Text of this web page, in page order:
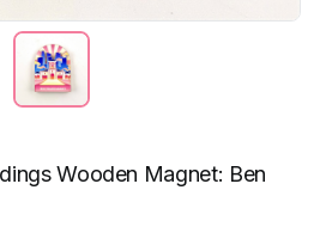
Wooden Magnet: Ben